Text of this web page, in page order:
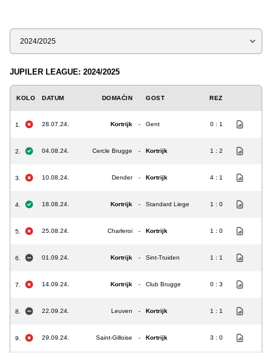
Sezona
JUPILER LEAGUE: 2024/2025
KOLO DATUM DOMAĆIN GOST REZ
1. 28.07.24. Kortrijk - Gent 0 : 1
2. 04.08.24. Cercle Brugge - Kortrijk 1 : 2
3. 10.08.24. Dender - Kortrijk 4 : 1
4. 18.08.24. Kortrijk - Standard Liege 1 : 0
5. 25.08.24. Charleroi - Kortrijk 1 : 0
6. 01.09.24. Kortrijk - Sint-Truiden 1 : 1
7. 14.09.24. Kortrijk - Club Brugge 0 : 3
8. 22.09.24. Leuven - Kortrijk 1 : 1
9. 29.09.24. Saint-Gilloise - Kortrijk 3 : 0